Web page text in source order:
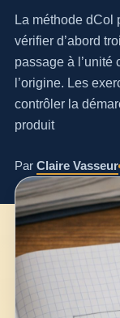
La méthode dCol
vérifier d’abord
passage à l’unité
l’origine. Les
contrôler la
produit
Par Claire Vasseur